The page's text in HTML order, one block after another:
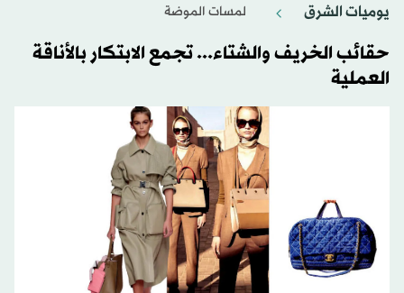
يوميات الشرق لمسات الموضة
حقائب الخريف والشتاء... تجمع الابتكار بالأناقة
العملية